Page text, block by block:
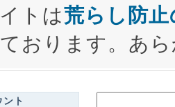
トは荒らし防
おります。あ
ント